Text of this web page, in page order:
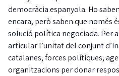
democràcia espanyola. Ho
encara, però saben que només
solució política negociada. Per
articular l’unitat del conjunt
catalanes, forces polítiques,
organitzacions per donar